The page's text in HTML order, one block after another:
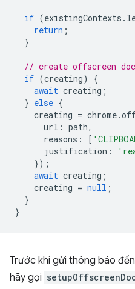
if (existingContexts .
return ;
}
// create offscreen
if (creating)
{
await creating ;
} else {
creating = chrome.
url : path,
reasons : [
justification :
});
await creating ;
creating = null ;
}
}
Trước khi gửi thông báo
hãy gọi